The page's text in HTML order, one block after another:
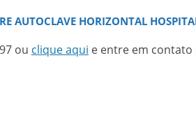
AUTOCLAVE HORIZONTAL
ou clique aqui e entre em contato